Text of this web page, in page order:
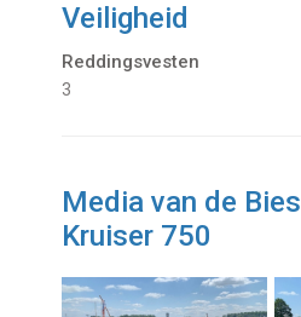
Veiligheid
Reddingsvesten
3
Media van de
Kruiser 750